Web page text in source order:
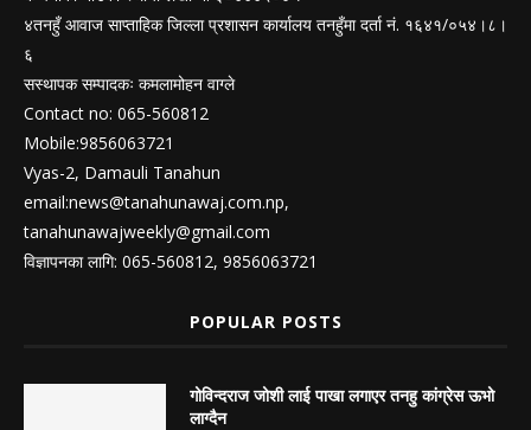
४तनहुँ आवाज साप्ताहिक जिल्ला प्रशासन कार्यालय तनहुँमा दर्ता नं. १६४१/०५४।८।
६
सस्थापक सम्पादकः कमलामोहन वाग्ले
Contact no: 065-560812
Mobile:9856063721
Vyas-2, Damauli Tanahun
email:news@tanahunawaj.com.np,
tanahunawajweekly@gmail.com
विज्ञापनका लागि: 065-560812, 9856063721
POPULAR POSTS
गोविन्दराज जोशी लाई पाखा लगाएर तनहु कांग्रेस ऊभो
लाग्दैन